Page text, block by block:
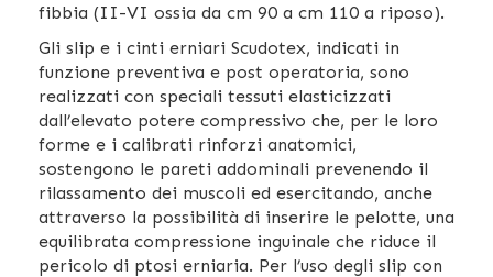
fibbia (II-VI ossia da cm 90 a cm 110 a riposo).
Gli slip e i cinti erniari Scudotex, indicati in
funzione preventiva e post operatoria, sono
realizzati con speciali tessuti elasticizzati
dall’elevato potere compressivo che, per le loro
forme e i calibrati rinforzi anatomici,
sostengono le pareti addominali prevenendo il
rilassamento dei muscoli ed esercitando, anche
attraverso la possibilità di inserire le pelotte, una
equilibrata compressione inguinale che riduce il
pericolo di ptosi erniaria. Per l’uso degli slip con